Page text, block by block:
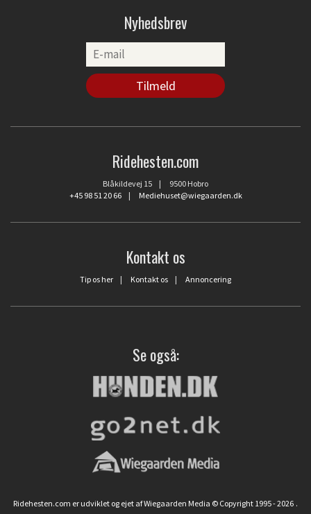
Nyhedsbrev
Ridehesten.com
Blåkildevej 15 | 9500 Hobro
+45 98 51 20 66| Mediehuset@wiegaarden.dk
Kontakt os
Tip os her | Kontakt os | Annoncering
Se også:
Ridehesten.com er udviklet og ejet af Wiegaarden Media © Copyright 1995 - 2026 .